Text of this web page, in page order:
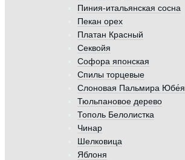
Пиния-итальянская сосна
Пекан орех
Платан Красный
Секвойя
Софора японская
Спилы торцевые
Слоновая Пальмира Юбе́я
Тюльпановое дерево
Тополь Белолистка
Чинар
Шелковица
Яблоня